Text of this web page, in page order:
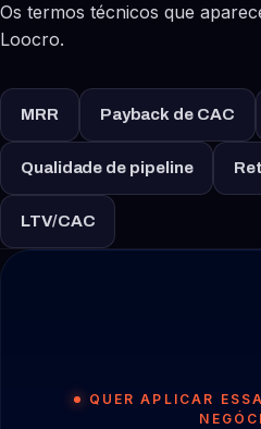
Os termos técnicos que
Loocro.
MRR Payback de CAC
Qualidade de pipeline
LTV/CAC
QUER APLICAR